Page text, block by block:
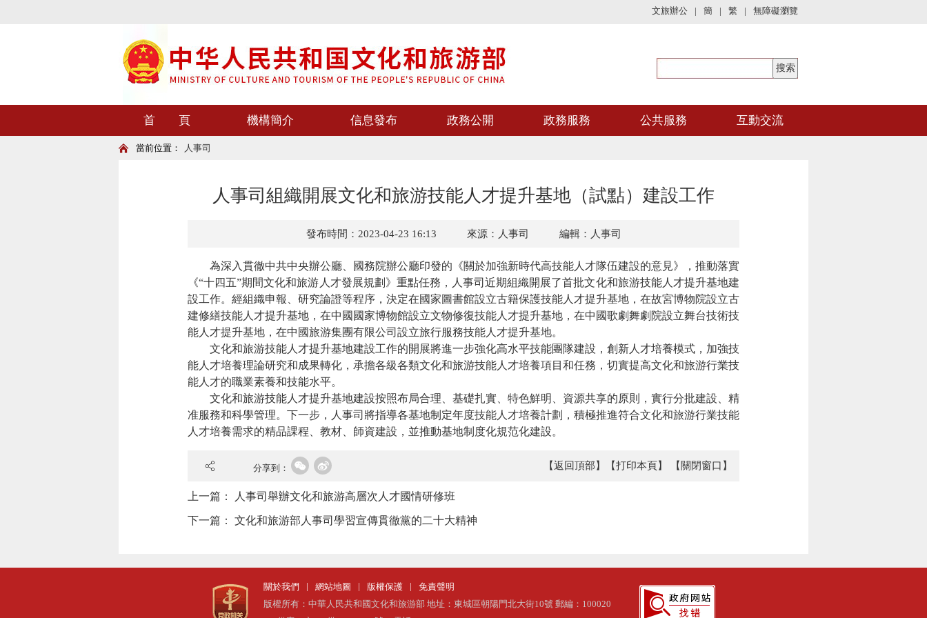
文旅辦公 | 簡 | 繁 | 無障礙瀏覽
首 頁 機構簡介 信息發布 政務公開 政務服務 公共服務 互動交流
當前位置： 人事司
人事司組織開展文化和旅游技能人才提升基地（試點）建設工作
發布時間：2023-04-23 16:13 來源：人事司 編輯：人事司
為深入貫徹中共中央辦公廳、國務院辦公廳印發的《關於加強新時代高技能人才隊伍建設的意見》，推動落實
《“十四五”期間文化和旅游人才發展規劃》重點任務，人事司近期組織開展了首批文化和旅游技能人才提升基地建
設工作。經組織申報、研究論證等程序，決定在國家圖書館設立古籍保護技能人才提升基地，在故宮博物院設立古
建修繕技能人才提升基地，在中國國家博物館設立文物修復技能人才提升基地，在中國歌劇舞劇院設立舞台技術技
能人才提升基地，在中國旅游集團有限公司設立旅行服務技能人才提升基地。
文化和旅游技能人才提升基地建設工作的開展將進一步強化高水平技能團隊建設，創新人才培養模式，加強技
能人才培養理論研究和成果轉化，承擔各級各類文化和旅游技能人才培養項目和任務，切實提高文化和旅游行業技
能人才的職業素養和技能水平。
文化和旅游技能人才提升基地建設按照布局合理、基礎扎實、特色鮮明、資源共享的原則，實行分批建設、精
准服務和科學管理。下一步，人事司將指導各基地制定年度技能人才培養計劃，積極推進符合文化和旅游行業技能
人才培養需求的精品課程、教材、師資建設，並推動基地制度化規范化建設。
分享到： 【返回頂部】 【打印本頁】 【關閉窗口】
上一篇： 人事司舉辦文化和旅游高層次人才國情研修班
下一篇： 文化和旅游部人事司學習宣傳貫徹黨的二十大精神